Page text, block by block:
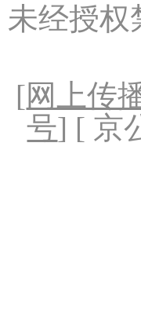
未经授权
[网上传
号] [ 京